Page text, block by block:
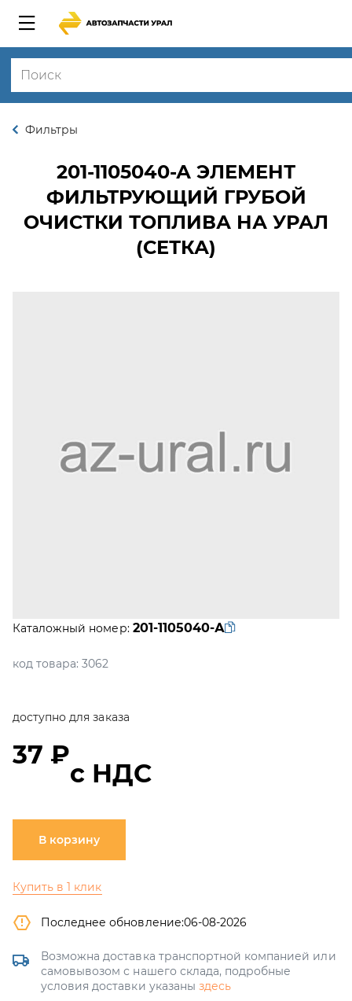
Фильтры
201-1105040-А ЭЛЕМЕНТ
ФИЛЬТРУЮЩИЙ ГРУБОЙ
ОЧИСТКИ ТОПЛИВА НА УРАЛ
(СЕТКА)
Каталожный номер: 201-1105040-А
код товара: 3062
доступно для заказа
37 ₽
с НДС
В корзину
Купить в 1 клик
Последнее обновление:06-08-2026
Возможна доставка транспортной компанией или
самовывозом с нашего склада, подробные
условия доставки указаны здесь